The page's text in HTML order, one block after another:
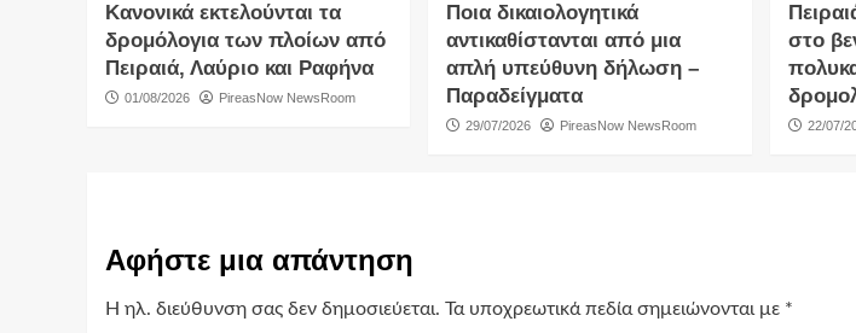
Κανονικά εκτελούνται τα
δρομόλογια των πλοίων από
Πειραιά, Λαύριο και Ραφήνα
01/08/2026 PireasNow NewsRoom
Ποια δικαιολογητικά
αντικαθίστανται από μια
απλή υπεύθυνη δήλωση –
Παραδείγματα
29/07/2026 PireasNow NewsRoom
στο
22/07/
Αφήστε μια απάντηση
Η ηλ. διεύθυνση σας δεν δημοσιεύεται. Τα υποχρεωτικά πεδία σημειώνονται με *